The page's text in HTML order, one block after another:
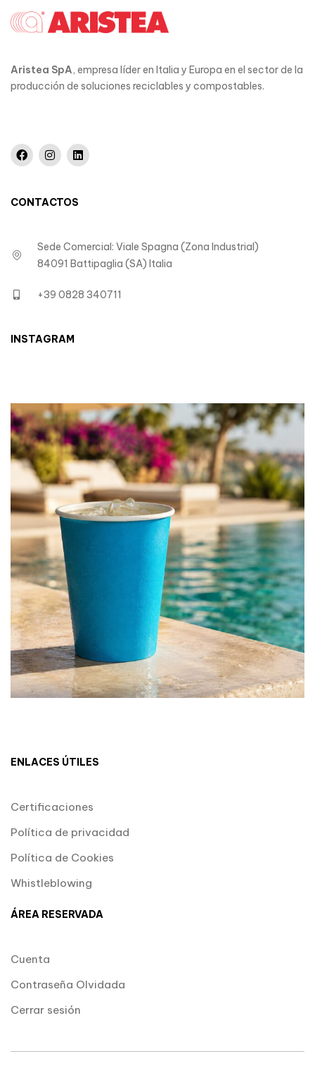
Aristea SpA, empresa líder en Italia y Europa en el sector de la
producción de soluciones reciclables y compostables.
CONTACTOS
Sede Comercial: Viale Spagna (Zona Industrial)
84091 Battipaglia (SA) Italia
+39 0828 340711
INSTAGRAM
ENLACES ÚTILES
Certificaciones
Política de privacidad
Política de Cookies
Whistleblowing
ÁREA RESERVADA
Cuenta
Contraseña Olvidada
Cerrar sesión